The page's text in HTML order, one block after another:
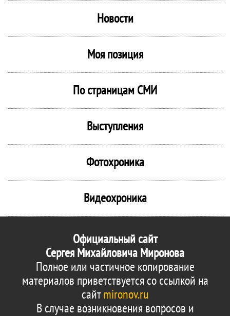
Новости
Моя позиция
По страницам СМИ
Выступления
Фотохроника
Видеохроника
Официальный сайт
Сергея Михайловича Миронова
Полное или частичное копирование
материалов приветствуется со ссылкой на
сайтmironov.ru
В случае возникновения вопросов и